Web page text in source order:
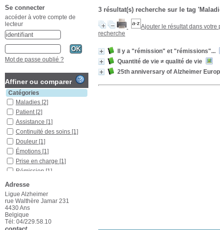
3 résultat(s) recherche sur le tag
Ajouter le résultat dans votre
recherche
Il y a "rémission" et "rémissions"...
Quantité de vie ≠ qualité de vie
25th anniversary of Alzheimer
Se connecter
accéder à votre compte de
lecteur
Mot de passe oublié ?
Affiner ou comparer
Catégories
Maladies [2]
Patient [2]
Assistance [1]
Continuité des soins [1]
Douleur [1]
Émotions [1]
Prise en charge [1]
Rémission [1]
Localisation
Liège[3]
Section
Articles/dossiers
Adresse
Ligue Alzheimer
rue Walthère Jamar 231
4430 Ans
Belgique
Tél: 04/229.58.10